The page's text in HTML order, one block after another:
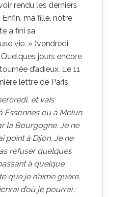
rendu les derniers
ma fille, notre
a fini sa
vie. » (vendredi
jours encore
d’adieux. Le 11
lettre de Paris.
et vais
Essonnes ou à Melun.
la Bourgogne. Je ne
point à Dijon. Je ne
refuser quelques
à quelque
que je n’aime guère.
d’où je pourrai ;